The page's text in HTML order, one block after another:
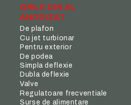
GRILE DIN AL
ANODIZAT
De plafon
Cu jet turbionar
Pentru exterior
De podea
Simpla deflexie
Dubla deflexie
Valve
Regulatoare frecventiale
Surse de alimentare